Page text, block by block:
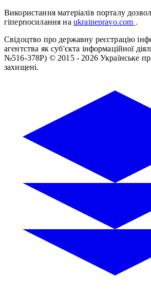
Використання матеріалів порталу
гіперпосилання на ukrainepravo.com .
Свідоцтво про державну реєстрацію
агентства як суб'єкта інформаційної
№516-378Р) © 2015 - 2026 Українське
захищені.